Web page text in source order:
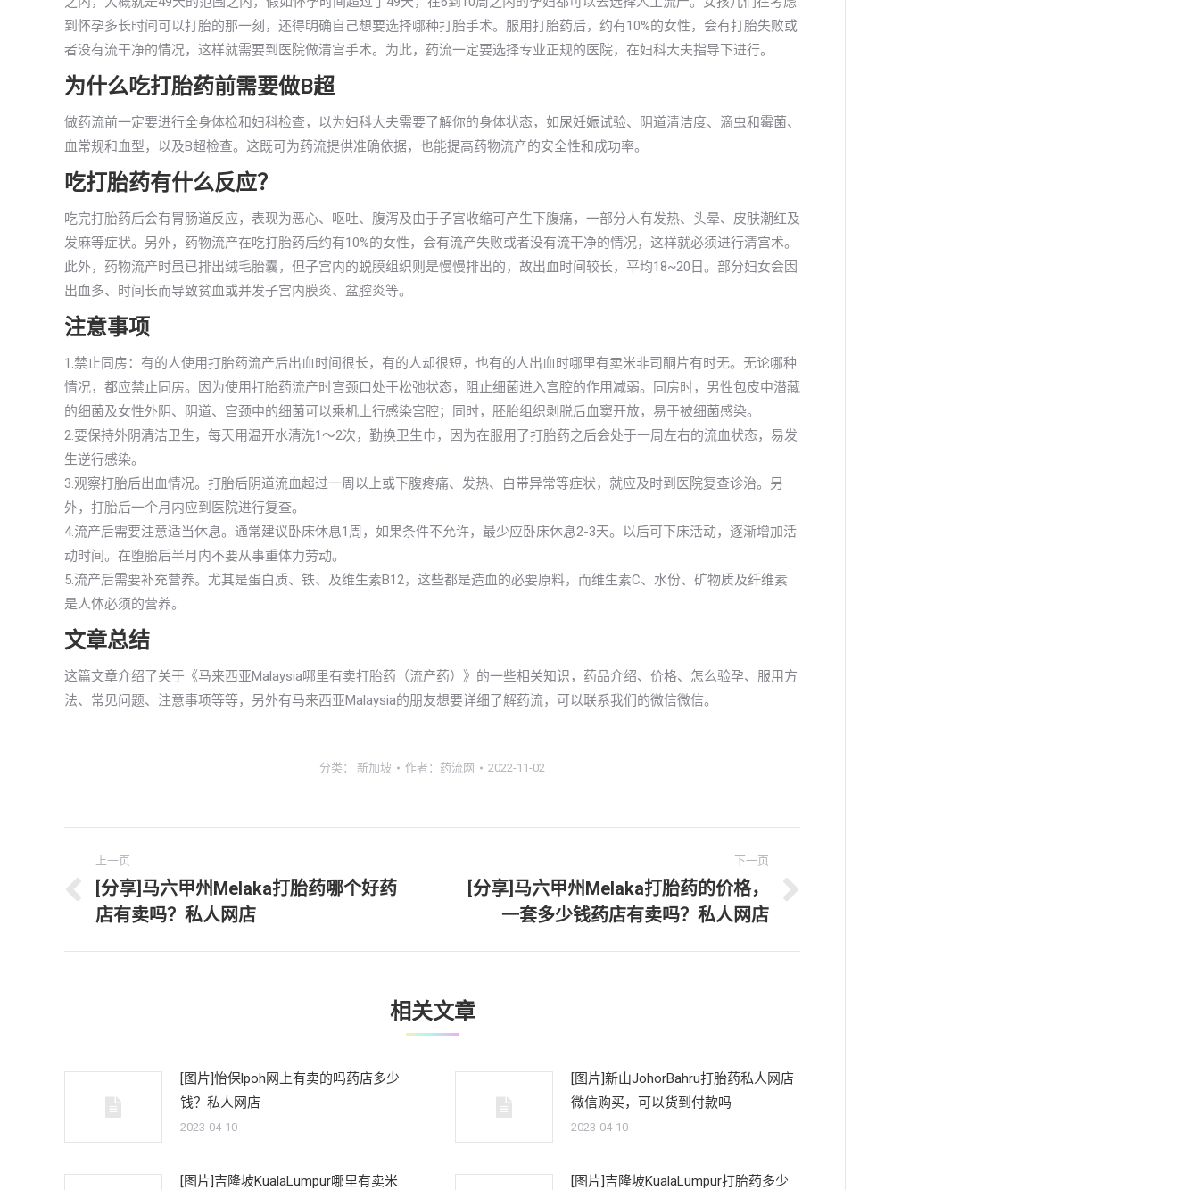
到怀孕多长时间可以打胎的那一刻，还得明确自己想要选择哪种打胎手术。服用打胎药后，约有10%的女性，会有打胎失败或
者没有流干净的情况，这样就需要到医院做清宫手术。为此，药流一定要选择专业正规的医院，在妇科大夫指导下进行。
为什么吃打胎药前需要做B超
做药流前一定要进行全身体检和妇科检查，以为妇科大夫需要了解你的身体状态，如尿妊娠试验、阴道清洁度、滴虫和霉菌、
血常规和血型，以及B超检查。这既可为药流提供准确依据，也能提高药物流产的安全性和成功率。
吃打胎药有什么反应？
吃完打胎药后会有胃肠道反应，表现为恶心、呕吐、腹泻及由于子宫收缩可产生下腹痛，一部分人有发热、头晕、皮肤潮红及
发麻等症状。另外，药物流产在吃打胎药后约有10%的女性，会有流产失败或者没有流干净的情况，这样就必须进行清宫术。
此外，药物流产时虽已排出绒毛胎囊，但子宫内的蜕膜组织则是慢慢排出的，故出血时间较长，平均18~20日。部分妇女会因
出血多、时间长而导致贫血或并发子宫内膜炎、盆腔炎等。
注意事项
1.禁止同房：有的人使用打胎药流产后出血时间很长，有的人却很短，也有的人出血时哪里有卖米非司酮片有时无。无论哪种
情况，都应禁止同房。因为使用打胎药流产时宫颈口处于松弛状态，阻止细菌进入宫腔的作用减弱。同房时，男性包皮中潜藏
的细菌及女性外阴、阴道、宫颈中的细菌可以乘机上行感染宫腔；同时，胚胎组织剥脱后血窦开放，易于被细菌感染。
2.要保持外阴清洁卫生，每天用温开水清洗1～2次，勤换卫生巾，因为在服用了打胎药之后会处于一周左右的流血状态，易发
生逆行感染。
3.观察打胎后出血情况。打胎后阴道流血超过一周以上或下腹疼痛、发热、白带异常等症状，就应及时到医院复查诊治。另
外，打胎后一个月内应到医院进行复查。
4.流产后需要注意适当休息。通常建议卧床休息1周，如果条件不允许，最少应卧床休息2-3天。以后可下床活动，逐渐增加活
动时间。在堕胎后半月内不要从事重体力劳动。
5.流产后需要补充营养。尤其是蛋白质、铁、及维生素B12，这些都是造血的必要原料，而维生素C、水份、矿物质及纤维素
是人体必须的营养。
文章总结
这篇文章介绍了关于《马来西亚Malaysia哪里有卖打胎药（流产药）》的一些相关知识，药品介绍、价格、怎么验孕、服用方
法、常见问题、注意事项等等，另外有马来西亚Malaysia的朋友想要详细了解药流，可以联系我们的微信微信。
分类： 新加坡 作者： 药流网 2022-11-02
章
上一页
上
一
文
[分享]马六甲州Melaka打胎药哪个好药
店有卖吗？私人网店
下一页
下
文
[分享]马六甲州Melaka打胎药的价格，
一套多少钱药店有卖吗？私人网店
相关文章
[图片]怡保lpoh网上有卖的吗药店多少
钱？私人网店
2023-04-10
[图片]新山JohorBahru打胎药私人网店
微信购买，可以货到付款吗
2023-04-10
[图片]吉隆坡KualaLumpur哪里有卖米 [图片]吉隆坡KualaLumpur打胎药多少